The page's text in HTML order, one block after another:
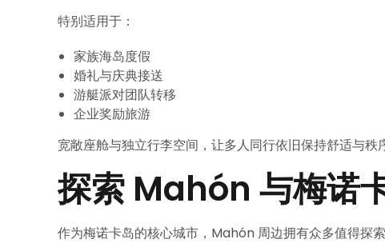
特别适用于：
家族海岛度假
婚礼与庆典接送
游艇派对团队转移
企业奖励旅游
宽敞座舱与独立行李空间，让多人同行依旧保持舒适与秩
探索 Mahón 与梅诺
作为梅诺卡岛的核心城市，Mahón 周边拥有众多值得探索